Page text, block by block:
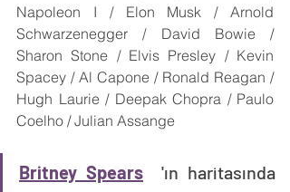
Napoleon I / Elon Musk / Arnold
Schwarzenegger / David Bowie /
Sharon Stone / Elvis Presley / Kevin
Spacey / Al Capone / Ronald Reagan /
Hugh Laurie / Deepak Chopra / Paulo
Coelho / Julian Assange
Britney Spears
  'ın haritasında